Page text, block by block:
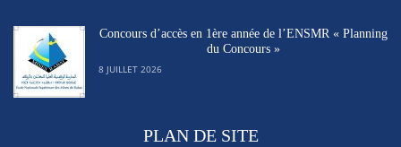
Concours d’accès en 1ère année de l’ENSMR « Planning
du Concours »
8 JUILLET 2026
PLAN DE SITE